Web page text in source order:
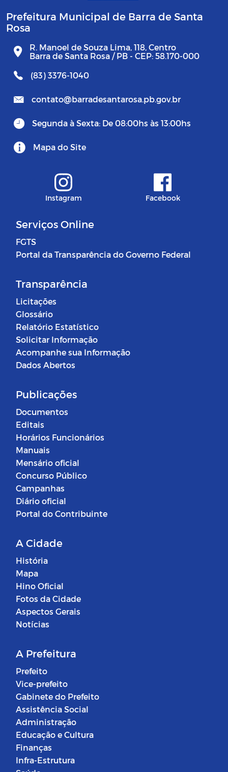
Prefeitura Municipal de Barra de Santa
Rosa
R. Manoel de Souza Lima, 118, Centro
Barra de Santa Rosa / PB - CEP: 58.170-000
(83) 3376-1040
contato@barradesantarosa.pb.gov.br
Segunda à Sexta: De 08:00hs às 13:00hs
Mapa do Site
Instagram Facebook
Serviços Online
FGTS
Portal da Transparência do Governo Federal
Transparência
Licitações
Glossário
Relatório Estatístico
Solicitar Informação
Acompanhe sua Informação
Dados Abertos
Publicações
Documentos
Editais
Horários Funcionários
Manuais
Mensário oficial
Concurso Público
Campanhas
Diário oficial
Portal do Contribuinte
A Cidade
História
Mapa
Hino Oficial
Fotos da Cidade
Aspectos Gerais
Notícias
A Prefeitura
Prefeito
Vice-prefeito
Gabinete do Prefeito
Assistência Social
Administração
Educação e Cultura
Finanças
Infra-Estrutura